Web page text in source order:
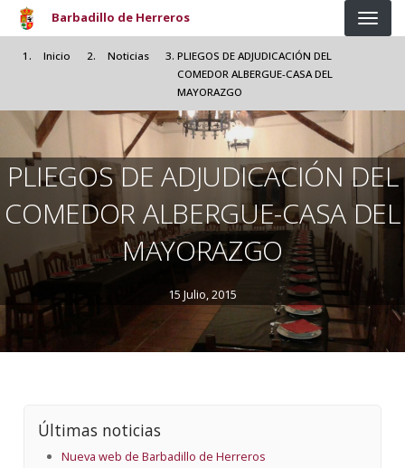
Pasar al contenido principal
Barbadillo de Herreros
Inicio Noticias
PLIEGOS DE ADJUDICACIÓN DEL
COMEDOR ALBERGUE-CASA DEL
MAYORAZGO
PLIEGOS DE ADJUDICACIÓN DEL
COMEDOR ALBERGUE-CASA DEL
MAYORAZGO
15 Julio, 2015
Últimas noticias
Nueva web de Barbadillo de Herreros